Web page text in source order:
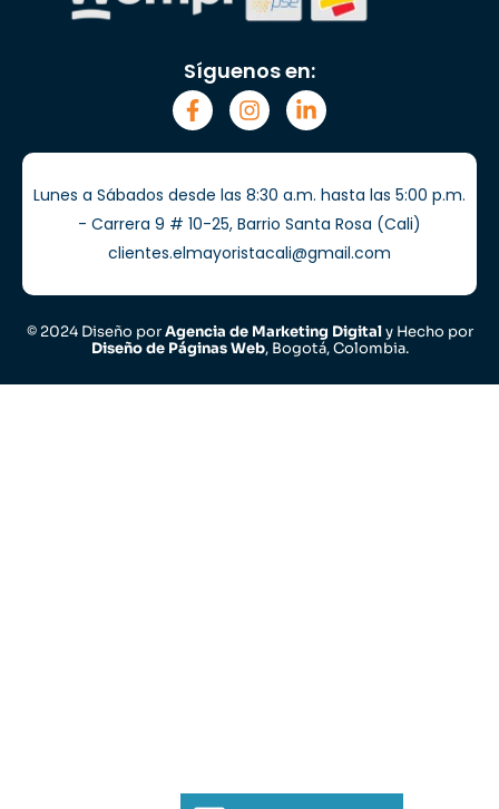
Síguenos en:
Lunes a Sábados desde las 8:30 a.m. hasta las 5:00 p.m.
- Carrera 9 # 10-25, Barrio Santa Rosa (Cali)
clientes.elmayoristacali@gmail.com
© 2024 Diseño porAgencia de Marketing Digitaly Hecho por
Diseño de Páginas Web, Bogotá, Colombia.